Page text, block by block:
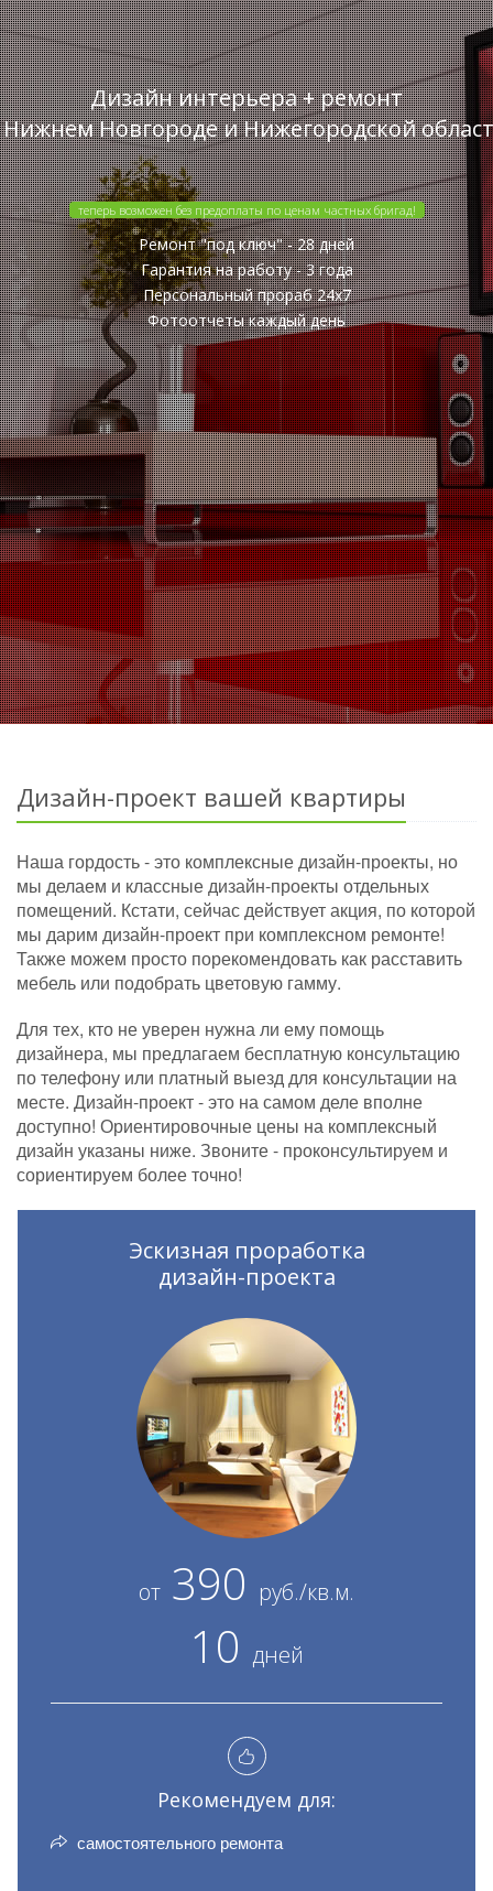
Дизайн интерьера + ремонт
Новгороде и Нижегородской
теперь возможен без предоплаты по ценам частных бригад!
Ремонт "под ключ" - 28 дней
Гарантия на работу - 3 года
Персональный прораб 24x7
Фотоотчеты каждый день
Дизайн-проект вашей квартиры
Наша гордость - это комплексные дизайн-проекты, но
мы делаем и классные дизайн-проекты отдельных
помещений. Кстати, сейчас действует акция, по которой
мы дарим дизайн-проект при комплексном ремонте!
Также можем просто порекомендовать как расставить
мебель или подобрать цветовую гамму.
Для тех, кто не уверен нужна ли ему помощь
дизайнера, мы предлагаем бесплатную консультацию
по телефону или платный выезд для консультации на
месте. Дизайн-проект - это на самом деле вполне
доступно! Ориентировочные цены на комплексный
дизайн указаны ниже. Звоните - проконсультируем и
сориентируем более точно!
Эскизная проработка
дизайн-проекта
от 390 руб./кв.м.
10 дней
Рекомендуем для:
самостоятельного ремонта